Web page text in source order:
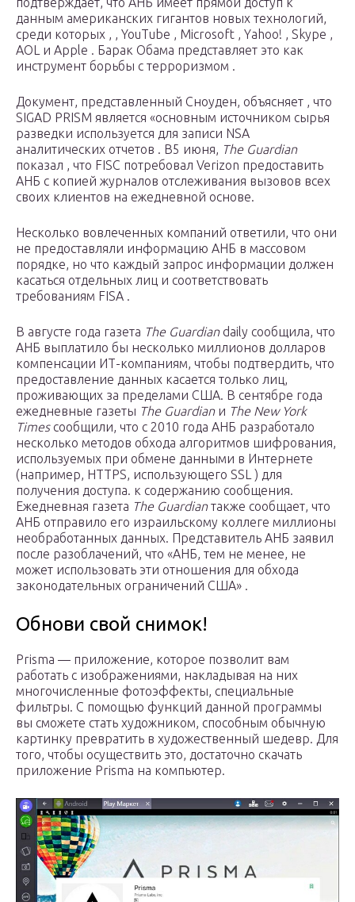
данным американских гигантов новых технологий,
среди которых , , YouTube , Microsoft , Yahoo! , Skype ,
AOL и Apple . Барак Обама представляет это как
инструмент борьбы с терроризмом .
Документ, представленный Сноуден, объясняет , что
SIGAD PRISM является «основным источником сырья
разведки используется для записи NSA
аналитических отчетов . В5 июня, The Guardian
показал , что FISC потребовал Verizon предоставить
АНБ с копией журналов отслеживания вызовов всех
своих клиентов на ежедневной основе.
Несколько вовлеченных компаний ответили, что они
не предоставляли информацию АНБ в массовом
порядке, но что каждый запрос информации должен
касаться отдельных лиц и соответствовать
требованиям FISA .
В августе года газета The Guardiandaily сообщила, что
АНБ выплатило бы несколько миллионов долларов
компенсации ИТ-компаниям, чтобы подтвердить, что
предоставление данных касается только лиц,
проживающих за пределами США. В сентябре года
ежедневные газеты The Guardianи The New York
Timesсообщили, что с 2010 года АНБ разработало
несколько методов обхода алгоритмов шифрования,
используемых при обмене данными в Интернете
(например, HTTPS, использующего SSL ) для
получения доступа. к содержанию сообщения.
Ежедневная газета The Guardianтакже сообщает, что
АНБ отправило его израильскому коллеге миллионы
необработанных данных. Представитель АНБ заявил
после разоблачений, что «АНБ, тем не менее, не
может использовать эти отношения для обхода
законодательных ограничений США» .
Обнови свой снимок!
Prisma — приложение, которое позволит вам
работать с изображениями, накладывая на них
многочисленные фотоэффекты, специальные
фильтры. С помощью функций данной программы
вы сможете стать художником, способным обычную
картинку превратить в художественный шедевр. Для
того, чтобы осуществить это, достаточно скачать
приложение Prisma на компьютер.